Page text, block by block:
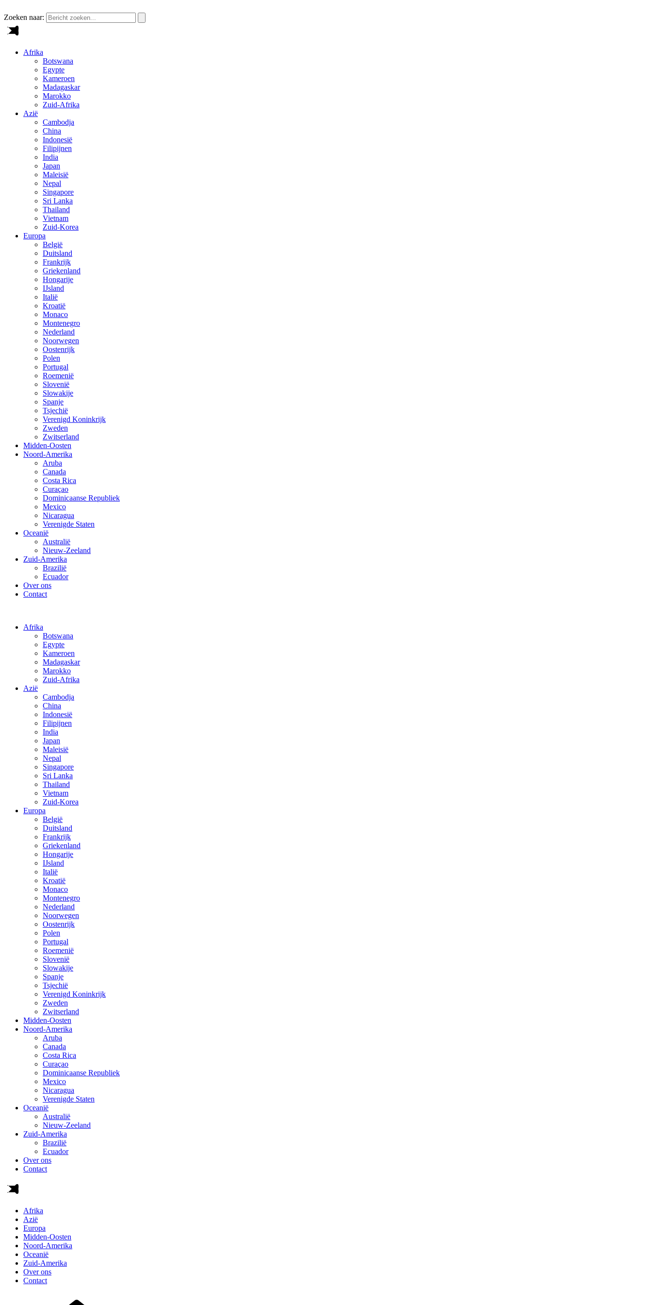
Zoeken naar:
Afrika
Botswana
Egypte
Kameroen
Madagaskar
Marokko
Zuid-Afrika
Azië
Cambodja
China
Indonesië
Filipijnen
India
Japan
Maleisië
Nepal
Singapore
Sri Lanka
Thailand
Vietnam
Zuid-Korea
Europa
België
Duitsland
Frankrijk
Griekenland
Hongarije
IJsland
Italië
Kroatië
Monaco
Montenegro
Nederland
Noorwegen
Oostenrijk
Polen
Portugal
Roemenië
Slovenië
Slowakije
Spanje
Tsjechië
Verenigd Koninkrijk
Zweden
Zwitserland
Midden-Oosten
Noord-Amerika
Aruba
Canada
Costa Rica
Curaçao
Dominicaanse Republiek
Mexico
Nicaragua
Verenigde Staten
Oceanië
Australië
Nieuw-Zeeland
Zuid-Amerika
Brazilië
Ecuador
Over ons
Contact
Afrika
Botswana
Egypte
Kameroen
Madagaskar
Marokko
Zuid-Afrika
Azië
Cambodja
China
Indonesië
Filipijnen
India
Japan
Maleisië
Nepal
Singapore
Sri Lanka
Thailand
Vietnam
Zuid-Korea
Europa
België
Duitsland
Frankrijk
Griekenland
Hongarije
IJsland
Italië
Kroatië
Monaco
Montenegro
Nederland
Noorwegen
Oostenrijk
Polen
Portugal
Roemenië
Slovenië
Slowakije
Spanje
Tsjechië
Verenigd Koninkrijk
Zweden
Zwitserland
Midden-Oosten
Noord-Amerika
Aruba
Canada
Costa Rica
Curaçao
Dominicaanse Republiek
Mexico
Nicaragua
Verenigde Staten
Oceanië
Australië
Nieuw-Zeeland
Zuid-Amerika
Brazilië
Ecuador
Over ons
Contact
Afrika
Azië
Europa
Midden-Oosten
Noord-Amerika
Oceanië
Zuid-Amerika
Over ons
Contact